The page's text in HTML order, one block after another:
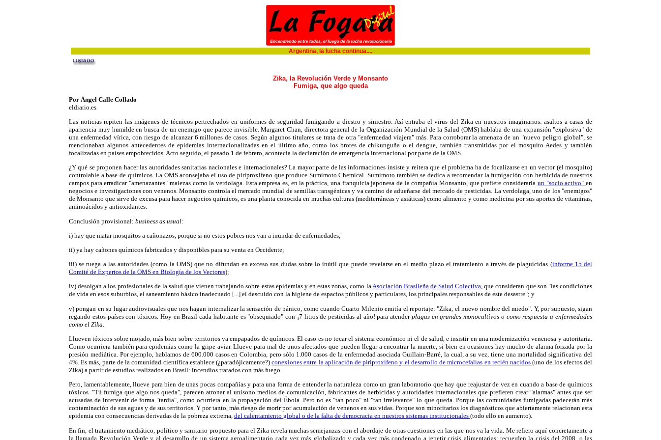
Argentina, la lucha continua....
Zika, la Revolución Verde y Monsanto
Fumiga, que algo queda
Por Ángel Calle Collado
eldiario.es
Las noticias repiten las imágenes de técnicos pertrechados en uniformes de seguridad fumigando a diestro y siniestro. Así entraba el virus del Zika en nuestros imaginarios: asaltos a casas de
apariencia muy humilde en busca de un enemigo que parece invisible. Margaret Chan, directora general de la Organización Mundial de la Salud (OMS) hablaba de una expansión "explosiva" de
una enfermedad vírica, con riesgo de alcanzar 6 millones de casos. Según algunos titulares se trata de otra "enfermedad viajera" más. Para corroborar la amenaza de un "nuevo peligro global", se
mencionaban algunos antecedentes de epidemias internacionalizadas en el último año, como los brotes de chikunguña o el dengue, también transmitidas por el mosquito Aedes y también
focalizadas en países empobrecidos. Acto seguido, el pasado 1 de febrero, acontecía la declaración de emergencia internacional por parte de la OMS.
¿Y qué se proponen hacer las autoridades sanitarias nacionales e internacionales? La mayor parte de las informaciones insiste y reitera que el problema ha de focalizarse en un vector (el mosquito)
controlable a base de químicos. La OMS aconsejaba el uso de piriproxifeno que produce Sumimoto Chemical. Sumimoto también se dedica a recomendar la fumigación con herbicida de nuestros
campos para erradicar "amenazantes" malezas como la verdolaga. Esta empresa es, en la práctica, una franquicia japonesa de la compañía Monsanto, que prefiere considerarla un "socio activo"en
negocios e investigaciones con venenos. Monsanto controla el mercado mundial de semillas transgénicas y va camino de adueñarse del mercado de pesticidas. La verdolaga, uno de los "enemigos"
de Monsanto que sirve de excusa para hacer negocios químicos, es una planta conocida en muchas culturas (mediterráneas y asiáticas) como alimento y como medicina por sus aportes de vitaminas,
aminoácidos y antioxidantes.
Conclusión provisional: business as usual:
i) hay que matar mosquitos a cañonazos, porque si no estos pobres nos van a inundar de enfermedades;
ii) ya hay cañones químicos fabricados y disponibles para su venta en Occidente;
iii) se ruega a las autoridades (como la OMS) que no difundan en exceso sus dudas sobre lo inútil que puede revelarse en el medio plazo el tratamiento a través de plaguicidas (informe 15 del
Comité de Expertos de la OMS en Biología de los Vectores);
iv) desoigan a los profesionales de la salud que vienen trabajando sobre estas epidemias y en estas zonas, como laAsociación Brasileña de Salud Colectiva, que consideran que son "las condiciones
de vida en esos suburbios, el saneamiento básico inadecuado [...] el descuido con la higiene de espacios públicos y particulares, los principales responsables de este desastre"; y
v) pongan en su lugar audiovisuales que nos hagan internalizar la sensación de pánico, como cuando Cuarto Milenio emitía el reportaje: "Zika, el nuevo nombre del miedo". Y, por supuesto, sigan
regando estos países con tóxicos. Hoy en Brasil cada habitante es "obsequiado" con ¡7 litros de pesticidas al año! para atender plagas en grandes monocultivos o como respuesta a enfermedades
como el Zika.
Llueven tóxicos sobre mojado, más bien sobre territorios ya empapados de químicos. El caso es no tocar el sistema económico ni el de salud, e insistir en una modernización venenosa y autoritaria.
Como ocurriera también para epidemias como la gripe aviar. Llueve para mal de unos afectados que pueden llegar a encontrar la muerte, si bien en ocasiones hay mucho de alarma forzada por la
presión mediática. Por ejemplo, hablamos de 600.000 casos en Colombia, pero sólo 1.000 casos de la enfermedad asociada Guillain-Barré, la cual, a su vez, tiene una mortalidad significativa del
4%. Es más, parte de la comunidad científica establece (¿paradójicamente?)conexiones entre la aplicación de piriproxifeno y el desarrollo de microcefalias en recién nacidos(uno de los efectos del
Zika) a partir de estudios realizados en Brasil: incendios tratados con más fuego.
Pero, lamentablemente, llueve para bien de unas pocas compañías y para una forma de entender la naturaleza como un gran laboratorio que hay que reajustar de vez en cuando a base de químicos
tóxicos. "Tú fumiga que algo nos queda", parecen atronar al unísono medios de comunicación, fabricantes de herbicidas y autoridades internacionales que prefieren crear "alarmas" antes que ser
acusadas de intervenir de forma "tardía", como ocurriera en la propagación del Ébola. Pero no es "tan poco" ni "tan irrelevante" lo que queda. Porque las comunidades fumigadas padecerán más
contaminación de sus aguas y de sus territorios. Y por tanto, más riesgo de morir por acumulación de venenos en sus vidas. Porque son minoritarios los diagnósticos que abiertamente relacionan esta
epidemia con consecuencias derivadas de la pobreza extrema, del calentamiento global o de la falta de democracia en nuestros sistemas institucionales (todo ello en aumento).
En fin, el tratamiento mediático, político y sanitario propuesto para el Zika revela muchas semejanzas con el abordaje de otras cuestiones en las que nos va la vida. Me refiero aquí concretamente a
la llamada Revolución Verde y al desarrollo de un sistema agroalimentario cada vez más globalizado y cada vez más condenado a repetir crisis alimentarias: recuerden la crisis del 2008, o las